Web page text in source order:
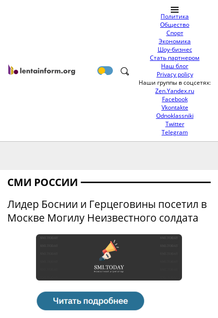
Политика
Общество
Спорт
Экономика
Шоу-бизнес
Стать партнером
Наш блог
Privacy policy
Наши группы в соцсетях:
Zen.Yandex.ru
Facebook
Vkontakte
Odnoklassniki
Twitter
Telegram
СМИ РОССИИ
Лидер Боснии и Герцеговины посетил в
Москве Могилу Неизвестного солдата